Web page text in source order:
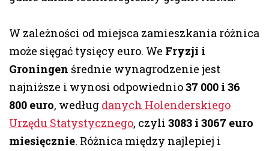
W zależności od miejsca zamieszkania różnica
może sięgać tysięcy euro. We Fryzji i
Groningen średnie wynagrodzenie jest
najniższe i wynosi odpowiednio37 000 i 36
800 euro, według danych Holenderskiego
Urzędu Statystycznego, czyli 3083 i 3067 euro
miesięcznie. Różnica między najlepiej i